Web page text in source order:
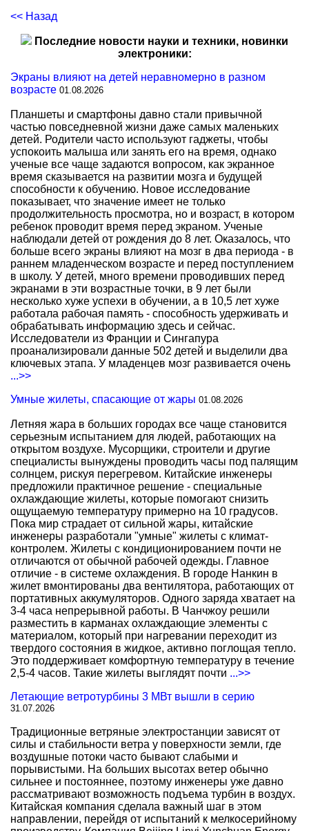
<< Назад
Последние новости науки и техники, новинки
электроники:
Экраны влияют на детей неравномерно в разном
возрасте 01.08.2026
Планшеты и смартфоны давно стали привычной
частью повседневной жизни даже самых маленьких
детей. Родители часто используют гаджеты, чтобы
успокоить малыша или занять его на время, однако
ученые все чаще задаются вопросом, как экранное
время сказывается на развитии мозга и будущей
способности к обучению. Новое исследование
показывает, что значение имеет не только
продолжительность просмотра, но и возраст, в котором
ребенок проводит время перед экраном. Ученые
наблюдали детей от рождения до 8 лет. Оказалось, что
больше всего экраны влияют на мозг в два периода - в
раннем младенческом возрасте и перед поступлением
в школу. У детей, много времени проводивших перед
экранами в эти возрастные точки, в 9 лет были
несколько хуже успехи в обучении, а в 10,5 лет хуже
работала рабочая память - способность удерживать и
обрабатывать информацию здесь и сейчас.
Исследователи из Франции и Сингапура
проанализировали данные 502 детей и выделили два
ключевых этапа. У младенцев мозг развивается очень
...>>
Умные жилеты, спасающие от жары 01.08.2026
Летняя жара в больших городах все чаще становится
серьезным испытанием для людей, работающих на
открытом воздухе. Мусорщики, строители и другие
специалисты вынуждены проводить часы под палящим
солнцем, рискуя перегревом. Китайские инженеры
предложили практичное решение - специальные
охлаждающие жилеты, которые помогают снизить
ощущаемую температуру примерно на 10 градусов.
Пока мир страдает от сильной жары, китайские
инженеры разработали "умные" жилеты с климат-
контролем. Жилеты с кондиционированием почти не
отличаются от обычной рабочей одежды. Главное
отличие - в системе охлаждения. В городе Нанкин в
жилет вмонтированы два вентилятора, работающих от
портативных аккумуляторов. Одного заряда хватает на
3-4 часа непрерывной работы. В Чанчжоу решили
разместить в карманах охлаждающие элементы с
материалом, который при нагревании переходит из
твердого состояния в жидкое, активно поглощая тепло.
Это поддерживает комфортную температуру в течение
2,5-4 часов. Такие жилеты выглядят почти ...>>
Летающие ветротурбины 3 МВт вышли в серию
31.07.2026
Традиционные ветряные электростанции зависят от
силы и стабильности ветра у поверхности земли, где
воздушные потоки часто бывают слабыми и
порывистыми. На больших высотах ветер обычно
сильнее и постояннее, поэтому инженеры уже давно
рассматривают возможность подъема турбин в воздух.
Китайская компания сделала важный шаг в этом
направлении, перейдя от испытаний к мелкосерийному